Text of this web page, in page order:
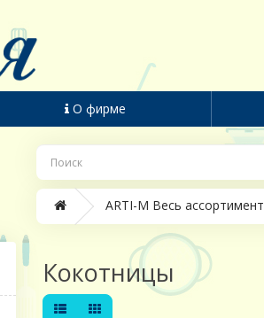
О фирме
ARTI-M Весь ассортимент
Кокотницы